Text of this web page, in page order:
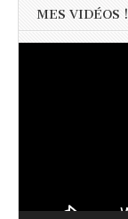
MES VIDÉOS !